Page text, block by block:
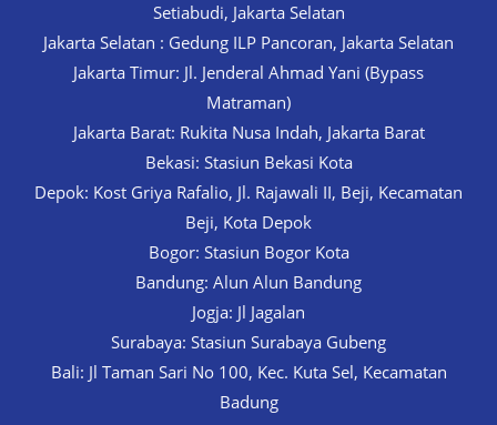
Setiabudi, Jakarta Selatan
Jakarta Selatan : Gedung ILP Pancoran, Jakarta Selatan
Jakarta Timur: Jl. Jenderal Ahmad Yani (Bypass
Matraman)
Jakarta Barat: Rukita Nusa Indah, Jakarta Barat
Bekasi: Stasiun Bekasi Kota
Depok: Kost Griya Rafalio, Jl. Rajawali II, Beji, Kecamatan
Beji, Kota Depok
Bogor: Stasiun Bogor Kota
Bandung: Alun Alun Bandung
Jogja: Jl Jagalan
Surabaya: Stasiun Surabaya Gubeng
Bali: Jl Taman Sari No 100, Kec. Kuta Sel, Kecamatan
Badung